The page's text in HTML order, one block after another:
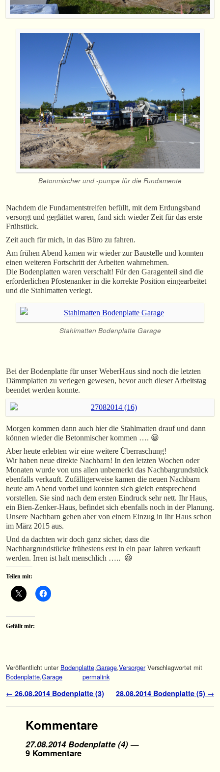
Betonmischer und -pumpe für die Fundamente
Nachdem die Fundamentstreifen befüllt, mit dem Erdungsband
versorgt und geglättet waren, fand sich wieder Zeit für das erste
Frühstück.
Zeit auch für mich, in das Büro zu fahren.
Am frühen Abend kamen wir wieder zur Baustelle und konnten
einen weiteren Fortschritt der Arbeiten wahrnehmen.
Die Bodenplatten waren verschalt! Für den Garagenteil sind die
erforderlichen Pfostenanker in die korrekte Position eingearbeitet
und die Stahlmatten verlegt.
Stahlmatten Bodenplatte Garage
Bei der Bodenplatte für unser WeberHaus sind noch die letzten
Dämmplatten zu verlegen gewesen, bevor auch dieser Arbeitstag
beendet werden konnte.
Morgen kommen dann auch hier die Stahlmatten drauf und dann
können wieder die Betonmischer kommen …. 😀
Aber heute erlebten wir eine weitere Überraschung!
Wir haben neue direkte Nachbarn! In den letzten Wochen oder
Monaten wurde von uns allen unbemerkt das Nachbargrundstück
ebenfalls verkauft. Zufälligerweise kamen die neuen Nachbarn
heute am Abend vorbei und konnten sich gleich entsprechend
vorstellen. Sie sind nach dem ersten Eindruck sehr nett. Ihr Haus,
ein Bien-Zenker-Haus, befindet sich ebenfalls noch in der Planung.
Unsere Nachbarn gehen aber von einem Einzug in Ihr Haus schon
im März 2015 aus.
Und da dachten wir doch ganz sicher, dass die
Nachbargrundstücke frühestens erst in ein paar Jahren verkauft
werden. Irren ist halt menschlich ….. 😆
Teilen mit:
Gefällt mir:
Veröffentlicht unter Bodenplatte,Garage,Versorger Verschlagwortet mit
Bodenplatte,Garage permalink
Artikelnavigation
← 26.08.2014 Bodenplatte (3) 28.08.2014 Bodenplatte (5) →
Kommentare
27.08.2014 Bodenplatte (4)—
9 Kommentare